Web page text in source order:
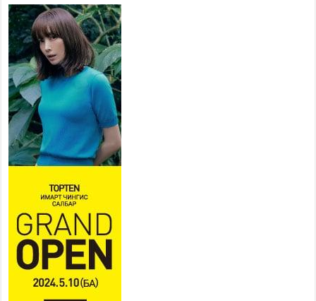
хувьтай үргэлжилж байна
2026 оны 7 сар 20 / 9 цаг 14 минут
Усархаг аадар бороо орж
байгаа тул аюулгүй байдлаа
хангаж, үер усны аюулаас
сэрэмжлэхийг нийслэлийн
Онцгой байдлын газраас анхааруулж байна
2026 оны 7 сар 20 / 9 цаг 09 минут
311 алба хаагч, 119 техник хэрэгсэлтэй ажиллаж
үер усны аюул, болзошгүй эрсдэлээс сэргийлж
байна
Аяллаа зөв төлөвлөхийг иргэдэд зөвлөж байна
2026 оны 7 сар 16 / 11 цаг 50 минут
Үер усны болзошгүй аюулаас сэргийлж,
холбогдох байгууллагууд өндөржүүлсэн бэлэн
байдалд ажиллаж байна
2026 оны 7 сар 15 / 13 цаг 06 минут